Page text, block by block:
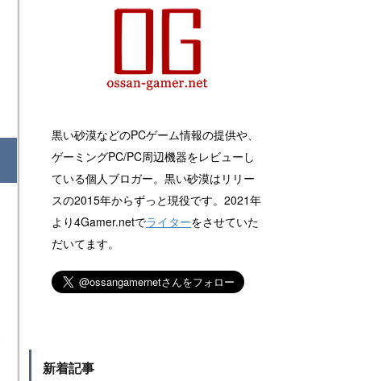
黒い砂漠などのPCゲーム情報の提供や、
ゲーミングPC/PC周辺機器をレビューし
ている個人ブロガー。黒い砂漠はリリー
スの2015年からずっと現役です。2021年
より4Gamer.netでライターをさせていた
だいてます。
新着記事